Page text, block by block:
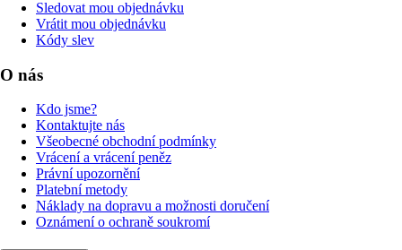
Sledovat mou objednávku
Vrátit mou objednávku
Kódy slev
O nás
Kdo jsme?
Kontaktujte nás
Všeobecné obchodní podmínky
Vrácení a vrácení peněz
Právní upozornění
Platební metody
Náklady na dopravu a možnosti doručení
Oznámení o ochraně soukromí